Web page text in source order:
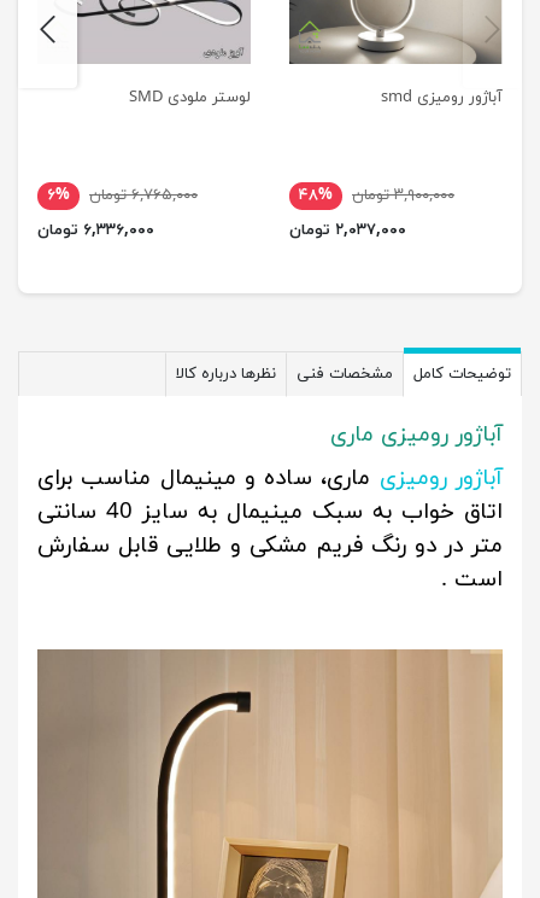
آباژور رومیزی smd
۳,۹۰۰,۰۰۰ تومان
۴۸%
۲,۰۳۷,۰۰۰ تومان
لوستر ملودی SMD
۶,۷۶۵,۰۰۰ تومان
۶%
۶,۳۳۶,۰۰۰ تومان
previus
توضیحات کامل مشخصات فنی نظرها درباره کالا
آباژور رومیزی ماری
آباژور رومیزی ماری، ساده و مینیمال مناسب برای
اتاق خواب به سبک مینیمال به سایز 40 سانتی
متر در دو رنگ فریم مشکی و طلایی قابل سفارش
است .